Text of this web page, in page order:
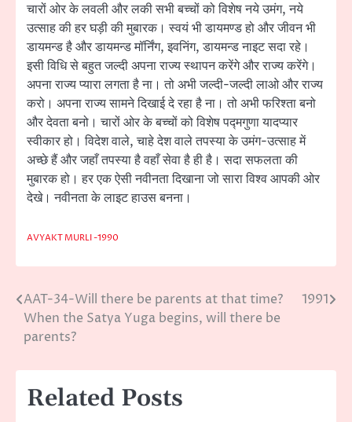
चारों ओर के लवली और लकी सभी बच्चों को विशेष नये उमंग, नये
उत्साह की हर घड़ी की मुबारक। स्वयं भी डायमण्ड हो और जीवन भी
डायमन्ड है और डायमन्ड मॉर्निंग, इवनिंग, डायमन्ड नाइट सदा रहे।
इसी विधि से बहुत जल्दी अपना राज्य स्थापन करेंगे और राज्य करेंगे।
अपना राज्य प्यारा लगता है ना। तो अभी जल्दी-जल्दी लाओ और राज्य
करो। अपना राज्य सामने दिखाई दे रहा है ना। तो अभी फरिश्ता बनो
और देवता बनो। चारों ओर के बच्चों को विशेष पद्मगुणा यादप्यार
स्वीकार हो। विदेश वाले, चाहे देश वाले तपस्या के उमंग-उत्साह में
अच्छे हैं और जहाँ तपस्या है वहाँ सेवा है ही है। सदा सफलता की
मुबारक हो। हर एक ऐसी नवीनता दिखाना जो सारा विश्व आपकी ओर
देखे। नवीनता के लाइट हाउस बनना।
AVYAKT MURLI -1990
Post
navigation
AAT-34-Will there be parents at that time?
When the Satya Yuga begins, will there be
parents?
1991
Related Posts